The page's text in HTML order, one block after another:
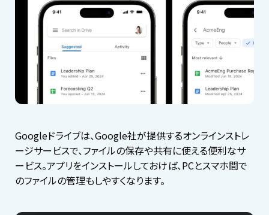
Googleドライブは、Google社が提供するオンラインストレ
ージサービスで、ファイルの保存や共有に使える便利なサ
ービス。アプリをインストールしておけば、PCとスマホ間で
のファイルの管理もしやすくなります。